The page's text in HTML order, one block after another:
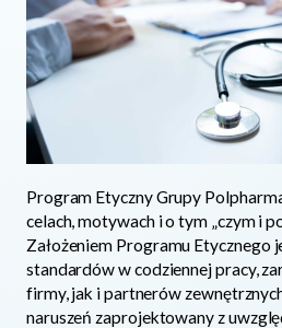
Program Etyczny Grupy
celach, motywach i o tym „czym i
Założeniem Programu Etycznego
standardów w codziennej pracy,
firmy, jak i partnerów
naruszeń zaprojektowany z